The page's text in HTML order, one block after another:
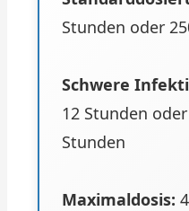
Stunden oder
Schwere
12 Stunden
Stunden
Maximaldosis: